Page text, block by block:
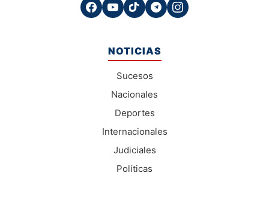
NOTICIAS
Sucesos
Nacionales
Deportes
Internacionales
Judiciales
Políticas